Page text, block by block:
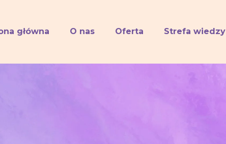
główna O nas Oferta Strefa wiedzy